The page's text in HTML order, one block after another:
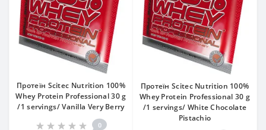
Протеїн Scitec Nutrition 100%
Whey Protein Professional 30 g
/1 servings/ Vanilla Very Berry
0
Протеїн Scitec Nutrition 100%
Whey Protein Professional 30 g
/1 servings/ White Chocolate
Pistachio